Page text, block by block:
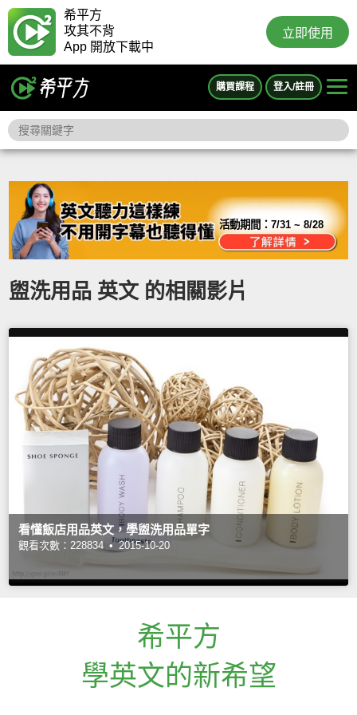
希平方
攻其不背
App 開放下載中
立即使用
購買課程 登入/註冊
活動期間：7/31 ~ 8/28
盥洗用品 英文 的相關影片
看懂飯店用品英文，學盥洗用品單字
觀看次數：228834 • 2015-10-20
希平方
學英文的新希望